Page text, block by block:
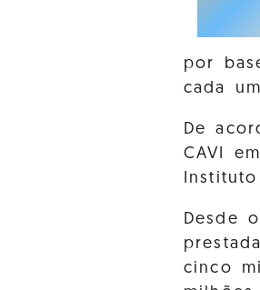
por
cada
De
CAVI
Instituto
Desde
cinco